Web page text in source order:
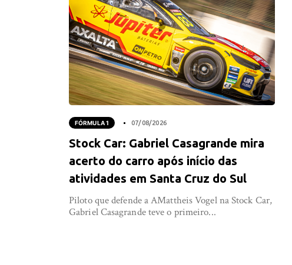
FÓRMULA 1 07/08/2026
Stock Car: Gabriel Casagrande mira
acerto do carro após início das
atividades em Santa Cruz do Sul
Piloto que defende a AMattheis Vogel na Stock Car,
Gabriel Casagrande teve o primeiro...